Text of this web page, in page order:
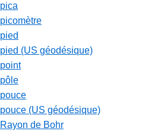
(US géodésique)
(US géodésique)
de Bohr